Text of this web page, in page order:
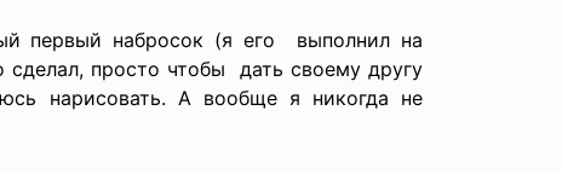
первый набросок (я его выполнил на
просто чтобы дать своему другу
нарисовать. А вообще я никогда не